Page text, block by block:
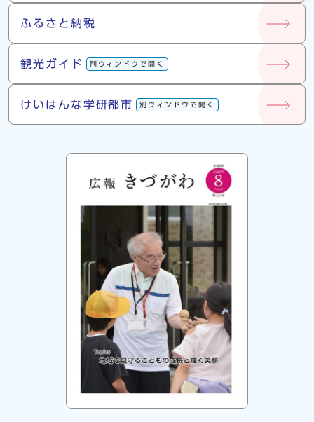
ふるさと納税
観光ガイド 別ウィンドウで開く
けいはんな学研都市 別ウィンドウで開く